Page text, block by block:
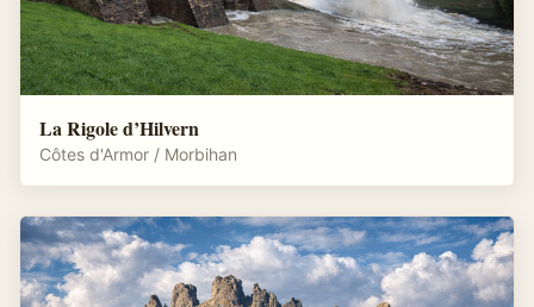
La Rigole d’Hilvern
Côtes d'Armor / Morbihan